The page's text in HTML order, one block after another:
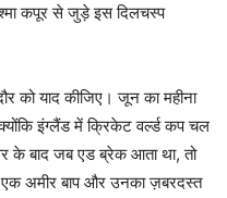
कपूर से जुड़े इस दिलचस्प
याद कीजिए। जून का महीना
इंग्लैंड में क्रिकेट वर्ल्ड कप चल
के बाद जब एड ब्रेक आता था, तो
एक अमीर बाप और उनका ज़बरदस्त